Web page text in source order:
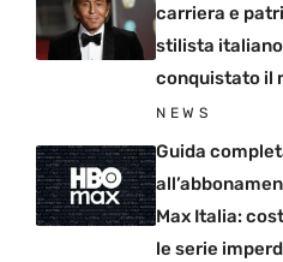
carriera e
stilista
conquistato il
NEWS
Guida
Max Italia:
le serie